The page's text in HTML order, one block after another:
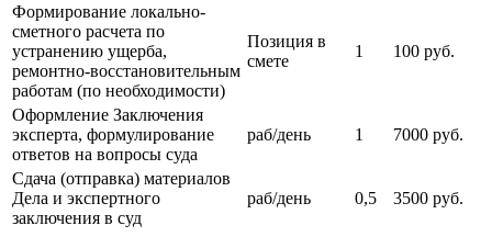
Формирование локально-
сметного расчета по
устранению ущерба,
ремонтно-восстановительным
работам (по необходимости)
Позиция в
смете
1 100 руб.
Оформление Заключения
эксперта, формулирование
ответов на вопросы суда
раб/день 1 7000 руб.
Сдача (отправка) материалов
Дела и экспертного
заключения в суд
раб/день 0,5 3500 руб.